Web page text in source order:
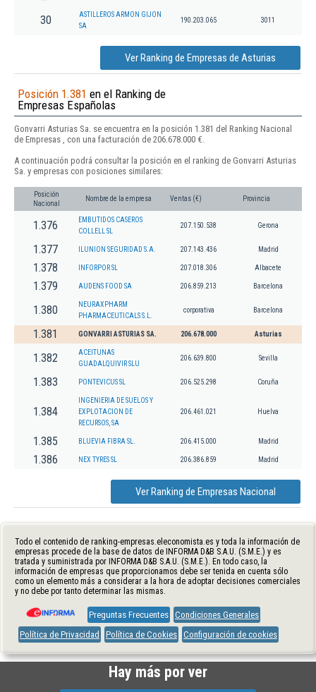
30
ASTILLEROS ARMON GIJON
SA
190.203.065 3011
Ver Ranking de Empresas de Asturias
Posición 1.381 en el Ranking de
Empresas Españolas
Gonvarri Asturias Sa. se encuentra en la posición 1.381 del Ranking Nacional
de Empresas , con una facturación de 206.678.000 €.
A continuación podrá consultar la posición en el ranking de Gonvarri Asturias
Sa. y empresas con posiciones similares:
Posición
Nacional
Nombre de la empresa Ventas (€) Provincia
1.376
EMBUTIDOS CASEROS
COLLELL SL
207.150.538 Gerona
1.377 ILUNION SEGURIDAD S.A. 207.143.436 Madrid
1.378 INFORPOR SL 207.018.306 Albacete
1.379 AUDENS FOOD SA 206.859.213 Barcelona
1.380
NEURAXPHARM
PHARMACEUTICALS S.L.
corporativa Barcelona
1.381 GONVARRI ASTURIAS SA. 206.678.000 Asturias
1.382
ACEITUNAS
GUADALQUIVIR SLU
206.639.800 Sevilla
1.383 PONTEVICUS SL 206.525.298 Coruña
1.384
INGENIERIA DE SUELOS Y
EXPLOTACION DE
RECURSOS, SA
206.461.021 Huelva
1.385 BLUEVIA FIBRA SL. 206.415.000 Madrid
1.386 NEX TYRES SL 206.386.859 Madrid
Ver Ranking de Empresas Nacional
Todo el contenido de ranking-empresas.eleconomista.es y toda la información de
empresas procede de la base de datos de INFORMA D&B S.A.U. (S.M.E.) y es
tratada y suministrada por INFORMA D&B S.A.U. (S.M.E.). En todo caso, la
información de empresas que proporcionamos debe ser tenida en cuenta sólo
como un elemento más a considerar a la hora de adoptar decisiones comerciales
y no debe por tanto determinar las mismas.
Preguntas Frecuentes Condiciones Generales
Política de Privacidad
Política de Cookies Configuración de cookies
Hay más por ver